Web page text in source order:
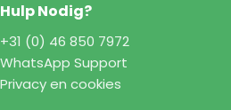
Hulp Nodig?
+31 (0) 46 850 7972
WhatsApp Support
Privacy en cookies